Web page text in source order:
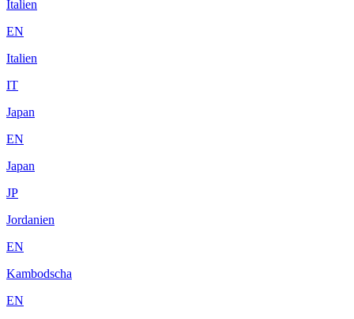
Italien
EN
Italien
IT
Japan
EN
Japan
JP
Jordanien
EN
Kambodscha
EN